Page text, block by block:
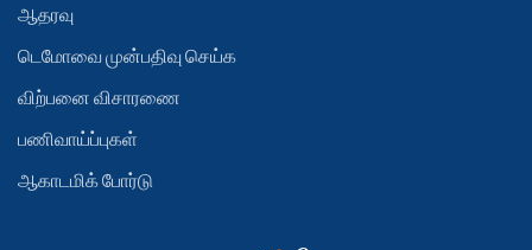
ஆதரவு
டெமோவை முன்பதிவு செய்க
விற்பனை விசாரணை
பணிவாய்ப்புகள்
ஆகாடமிக் போர்டு